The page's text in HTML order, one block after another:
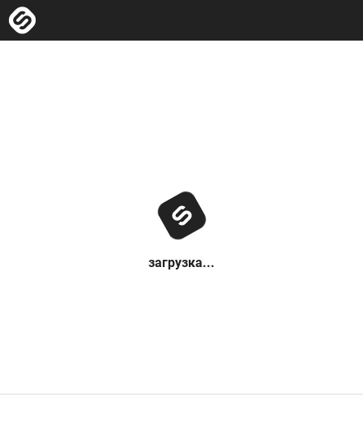
загрузка...